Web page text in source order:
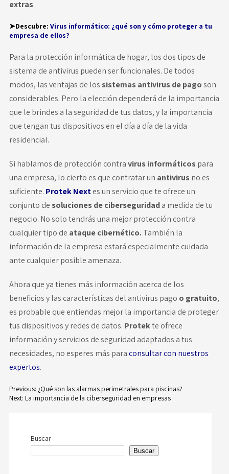
extras.
➤Descubre: Virus informático: ¿qué son y cómo proteger a tu
empresa de ellos?
Para la protección informática de hogar, los dos tipos de
sistema de antivirus pueden ser funcionales. De todos
modos, las ventajas de los sistemas antivirus de pagoson
considerables. Pero la elección dependerá de la importancia
que le brindes a la seguridad de tus datos, y la importancia
que tengan tus dispositivos en el día a día de la vida
residencial.
Si hablamos de protección contravirus informáticospara
una empresa, lo cierto es que contratar un antivirusno es
suficiente. Protek Nextes un servicio que te ofrece un
conjunto de soluciones de ciberseguridada medida de tu
negocio. No solo tendrás una mejor protección contra
cualquier tipo de ataque cibernético.También la
información de la empresa estará especialmente cuidada
ante cualquier posible amenaza.
Ahora que ya tienes más información acerca de los
beneficios y las características del antivirus pago o gratuito,
es probable que entiendas mejor la importancia de proteger
tus dispositivos y redes de datos. Protekte ofrece
información y servicios de seguridad adaptados a tus
necesidades, no esperes más paraconsultar con nuestros
expertos.
entradas
Previous: ¿Qué son las alarmas perimetrales para piscinas?
Next: La importancia de la ciberseguridad en empresas
Buscar
Buscar